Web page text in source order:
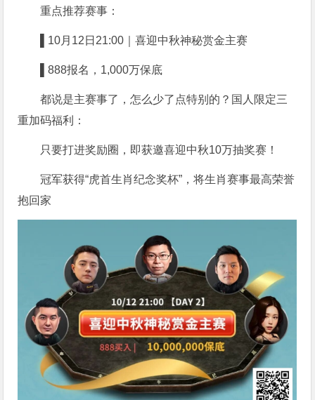
重点推荐赛事：
▌10月12日21:00｜喜迎中秋神秘赏金主赛
▌888报名，1,000万保底
都说是主赛事了，怎么少了点特别的？国人限定三
重加码福利：
只要打进奖励圈，即获邀喜迎中秋10万抽奖赛！
冠军获得“虎首生肖纪念奖杯”，将生肖赛事最高荣誉
抱回家